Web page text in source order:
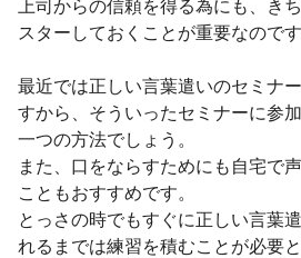
上司からの信頼を得る為にも、き
スターしておくことが重要なのです
最近では正しい言葉遣いのセミナ
すから、そういったセミナーに参
一つの方法でしょう。
また、口をならすためにも自宅で
こともおすすめです。
とっさの時でもすぐに正しい言葉
れるまでは練習を積むことが必要と